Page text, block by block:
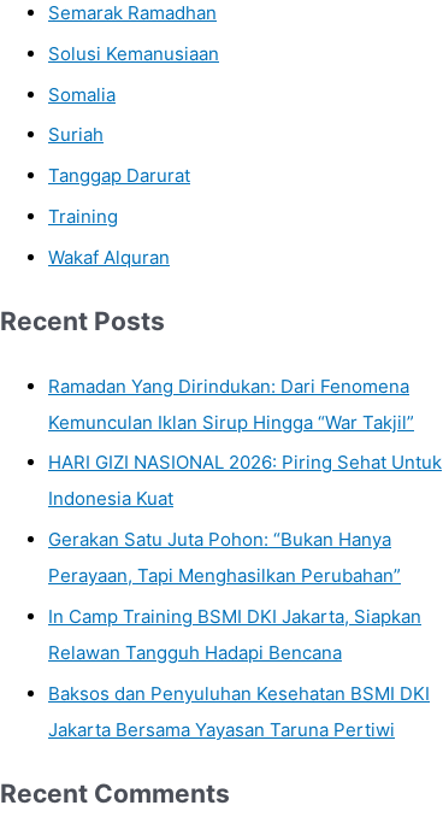
Semarak Ramadhan
Solusi Kemanusiaan
Somalia
Suriah
Tanggap Darurat
Training
Wakaf Alquran
Recent Posts
Ramadan Yang Dirindukan: Dari Fenomena
Kemunculan Iklan Sirup Hingga “War Takjil”
HARI GIZI NASIONAL 2026: Piring Sehat Untuk
Indonesia Kuat
Gerakan Satu Juta Pohon: “Bukan Hanya
Perayaan, Tapi Menghasilkan Perubahan”
In Camp Training BSMI DKI Jakarta, Siapkan
Relawan Tangguh Hadapi Bencana
Baksos dan Penyuluhan Kesehatan BSMI DKI
Jakarta Bersama Yayasan Taruna Pertiwi
Recent Comments